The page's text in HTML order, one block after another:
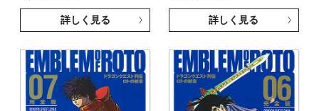
詳しく見る 詳しく見る